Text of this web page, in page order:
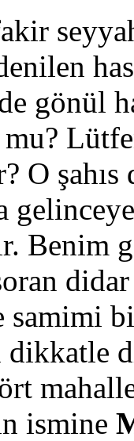
gönül
O
Benim
ismine